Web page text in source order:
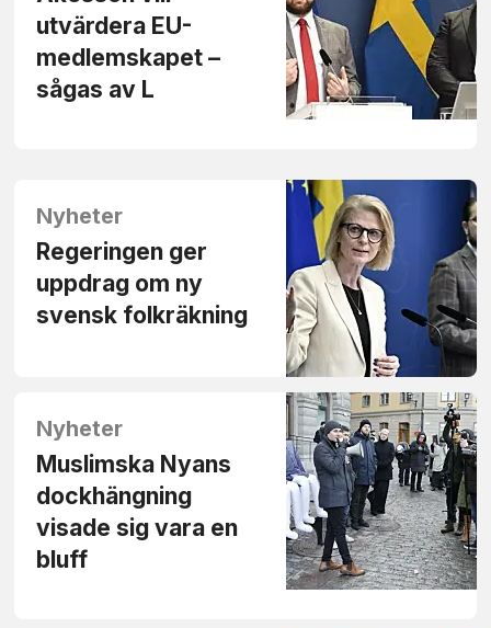
utvärdera EU-
medlemskapet –
sågas av L
Nyheter
Regeringen ger
uppdrag om ny
svensk folkräkning
Nyheter
Muslimska Nyans
dockhängning
visade sig vara en
bluff